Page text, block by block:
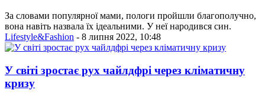
За словами популярної мами, пологи пройшли благополучно,
вона навіть назвала їх ідеальними. У неї народився син.
Lifestyle&Fashion - 8 липня 2022, 10:48
У світі зростає рух чайлдфрі через кліматичну
кризу